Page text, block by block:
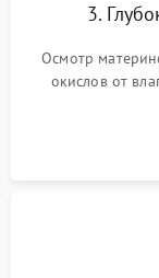
3.
Осмотр
окислов от
дежурных